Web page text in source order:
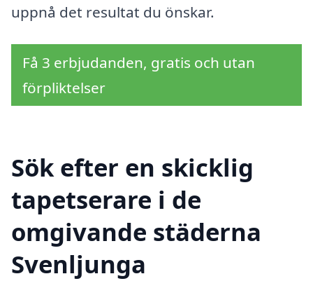
uppnå det resultat du önskar.
Få 3 erbjudanden, gratis och utan
förpliktelser
Sök efter en skicklig
tapetserare i de
omgivande städerna
Svenljunga